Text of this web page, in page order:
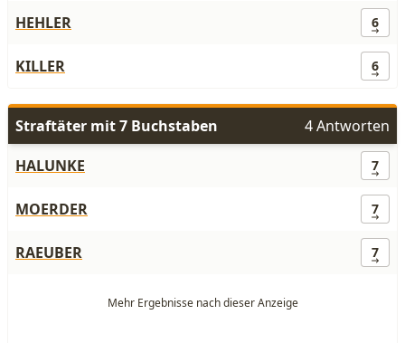
HEHLER 6
KILLER 6
Straftäter mit 7 Buchstaben
4 Antworten
HALUNKE
7
MOERDER 7
RAEUBER 7